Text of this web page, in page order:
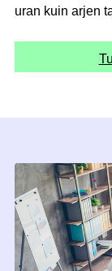
uran kuin arjen